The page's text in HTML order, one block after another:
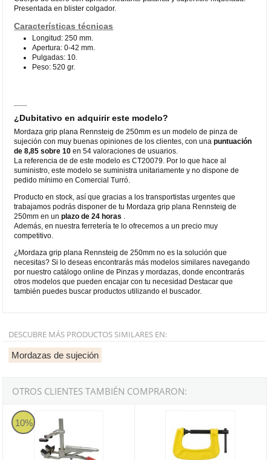
Presentada en blister colgador.
Características técnicas
Longitud: 250 mm.
Apertura: 0-42 mm.
Pulgadas: 10.
Peso: 520 gr.
¿Dubitativo en adquirir este modelo?
Mordaza grip plana Rennsteig de 250mm es un modelo de pinza de
sujeción con muy buenas opiniones de los clientes, con unapuntuación
de 8,85 sobre 10 en 54 valoraciones de usuarios.
La referencia de de este modelo es CT20079. Por lo que hace al
suministro, este modelo se suministra unitariamente y no dispone de
pedido mínimo en Comercial Turró.
Producto en stock, así que gracias a los transportistas urgentes que
trabajamos podrás disponer de tu Mordaza grip plana Rennsteig de
250mm en unplazo de 24 horas
Además, en nuestra ferretería te lo ofrecemos a un precio muy
competitivo.
¿Mordaza grip plana Rennsteig de 250mm no es la solución que
necesitas? Si lo deseas encontrarás más modelos similares navegando
por nuestro catálogo online de Pinzas y mordazas, donde encontrarás
otros modelos que pueden encajar con tu necesidad Destacar que
también puedes buscar productos utilizando el buscador.
DESCUBRE MÁS PRODUCTOS SIMILARES EN:
Mordazas de sujeción
OTROS CLIENTES TAMBIÉN COMPRARON:
10%
Mordaza grip para tubos